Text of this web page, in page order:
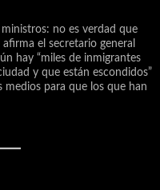
no es verdad que
el secretario general
hay “miles de inmigrantes
y que están escondidos”
medios para que los que han